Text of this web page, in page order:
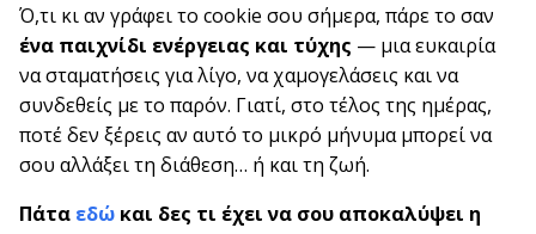
Ό,τι κι αν γράφει το cookie σου σήμερα, πάρε το σαν
ένα παιχνίδι ενέργειας και τύχης — μια ευκαιρία
να σταματήσεις για λίγο, να χαμογελάσεις και να
συνδεθείς με το παρόν. Γιατί, στο τέλος της ημέρας,
ποτέ δεν ξέρεις αν αυτό το μικρό μήνυμα μπορεί να
σου αλλάξει τη διάθεση… ή και τη ζωή.
Πάτα εδώ και δες τι έχει να σου αποκαλύψει η